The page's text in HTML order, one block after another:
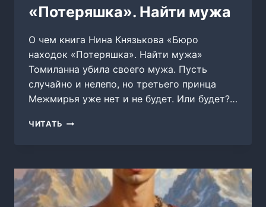
«Потеряшка». Найти мужа
О чем книга Нина Князькова «Бюро
находок «Потеряшка». Найти мужа»
Томиланна убила своего мужа. Пусть
случайно и нелепо, но третьего принца
Межмирья уже нет и не будет. Или будет?…
ЧИТАТЬ БЮРО
МУЖА